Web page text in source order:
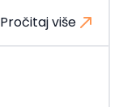
Pročitaj više